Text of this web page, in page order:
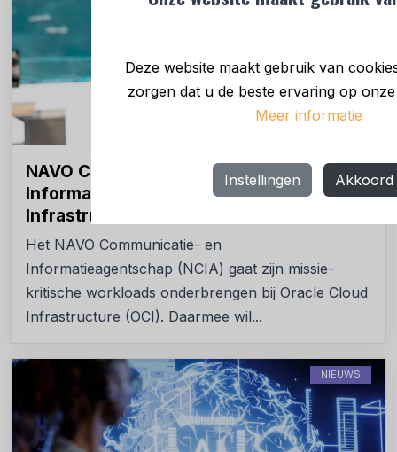
Deze website maakt gebruik van
zorgen dat u de beste ervaring op
Meer informatie
Instellingen Akkoord
NAVO Communicatie- en
Informatieagentschap kiest Oracle Cloud
Infrastructure
Het NAVO Communicatie- en
Informatieagentschap (NCIA) gaat zijn missie-
kritische workloads onderbrengen bij Oracle Cloud
Infrastructure (OCI). Daarmee wil...
NIEUWS